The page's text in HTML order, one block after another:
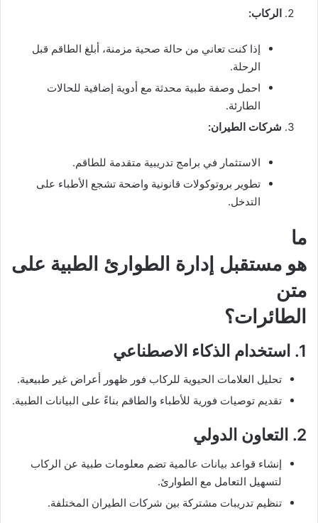
الركاب:
إذا كنت تعاني من حالة صحية مزمنة، أبلغ الطاقم قبل
الرحلة.
احمل وصفة طبية محدثة مع أدوية إضافية للحالات
الطارئة.
شركات الطيران:
الاستثمار في برامج تدريبية متقدمة للطاقم.
تطوير بروتوكولات قانونية واضحة تشجع الأطباء على
التدخل.
ما
هو مستقبل إدارة الطوارئ الطبية على
متن
الطائرات؟
1. استخدام الذكاء الاصطناعي
تحليل العلامات الحيوية للركاب فور ظهور أعراض غير طبيعية.
تقديم توصيات فورية للأطباء والطاقم بناءً على البيانات الطبية.
2. التعاون الدولي
إنشاء قواعد بيانات عالمية تضم معلومات طبية عن الركاب
لتسهيل التعامل مع الطوارئ.
تنظيم تدريبات مشتركة بين شركات الطيران المختلفة.